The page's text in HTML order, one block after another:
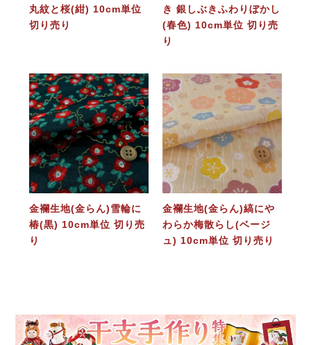
丸紋と桜(紺) 10cm単位
切り売り
き 銀しぶきふわりぼかし
(春色) 10cm単位 切り売
り
金襴生地(金らん)雪輪に
椿(黒) 10cm単位 切り売
り
金襴生地(金らん)縞にや
わらか梅散らし(ベージ
ュ) 10cm単位 切り売り